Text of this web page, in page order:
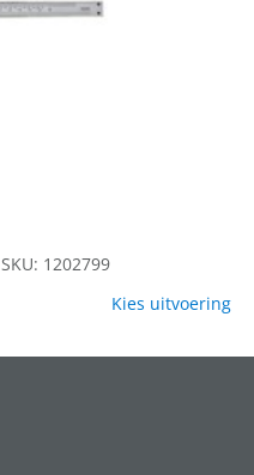
SKU: 1202799
Kies uitvoering